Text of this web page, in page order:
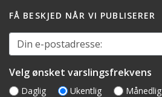
FÅ BESKJED NÅR VI PUBLISERER
Din e-postadresse:
Velg ønsket varslingsfrekvens
Daglig Ukentlig Månedlig